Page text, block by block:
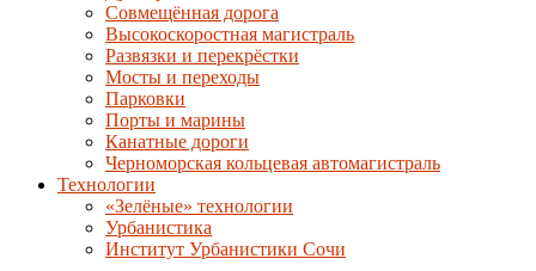
Совмещённая дорога
Высокоскоростная магистраль
Развязки и перекрёстки
Мосты и переходы
Парковки
Порты и марины
Канатные дороги
Черноморская кольцевая автомагистраль
Технологии
«Зелёные» технологии
Урбанистика
Институт Урбанистики Сочи